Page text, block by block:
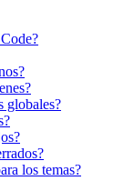
globales?
los temas?